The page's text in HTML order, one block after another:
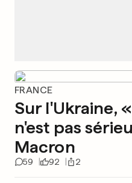
FRANCE
Sur l'Ukraine,
n'est pas
Macron
59 92 2